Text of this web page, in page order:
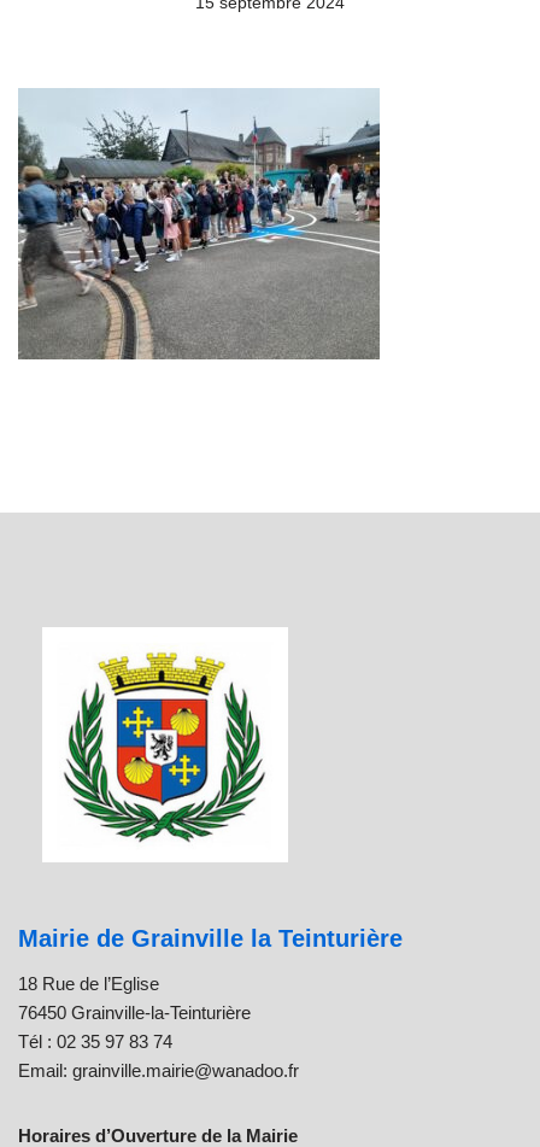
Mairie de Grainville la Teinturière
18 Rue de l’Eglise
76450 Grainville-la-Teinturière
Tél : 02 35 97 83 74
Email: grainville.mairie@wanadoo.fr
Horaires d’Ouverture de la Mairie